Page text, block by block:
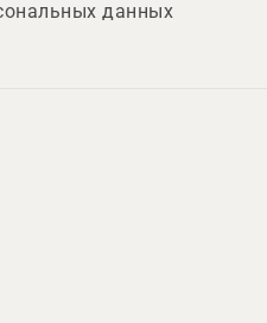
данных